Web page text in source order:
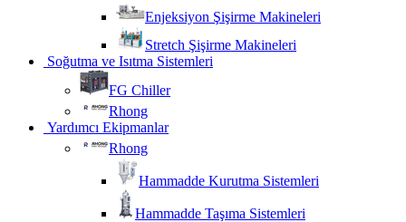
Enjeksiyon Şişirme Makineleri
Stretch Şişirme Makineleri
Soğutma ve Isıtma Sistemleri
FG Chiller
Rhong
Yardımcı Ekipmanlar
Rhong
Hammadde Kurutma Sistemleri
Hammadde Taşıma Sistemleri